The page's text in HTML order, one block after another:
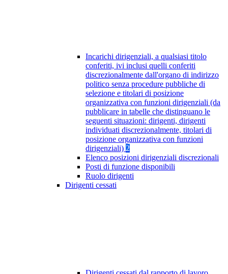
Incarichi dirigenziali, a qualsiasi titolo
conferiti, ivi inclusi quelli conferiti
discrezionalmente dall'organo di indirizzo
politico senza procedure pubbliche di
selezione e titolari di posizione
organizzativa con funzioni dirigenziali (da
pubblicare in tabelle che distinguano le
seguenti situazioni: dirigenti, dirigenti
individuati discrezionalmente, titolari di
posizione organizzativa con funzioni
dirigenziali) 2
Elenco posizioni dirigenziali discrezionali
Posti di funzione disponibili
Ruolo dirigenti
Dirigenti cessati